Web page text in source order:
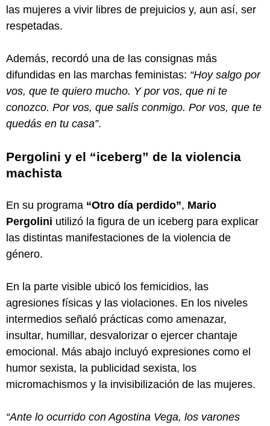
las mujeres a vivir libres de prejuicios y, aun así, ser
respetadas.
Además, recordó una de las consignas más
difundidas en las marchas feministas: “Hoy salgo por
vos, que te quiero mucho. Y por vos, que ni te
conozco. Por vos, que salís conmigo. Por vos, que te
quedás en tu casa”.
Pergolini y el “iceberg” de la violencia
machista
En su programa “Otro día perdido”, Mario
Pergolini utilizó la figura de un iceberg para explicar
las distintas manifestaciones de la violencia de
género.
En la parte visible ubicó los femicidios, las
agresiones físicas y las violaciones. En los niveles
intermedios señaló prácticas como amenazar,
insultar, humillar, desvalorizar o ejercer chantaje
emocional. Más abajo incluyó expresiones como el
humor sexista, la publicidad sexista, los
micromachismos y la invisibilización de las mujeres.
“Ante lo ocurrido con Agostina Vega, los varones